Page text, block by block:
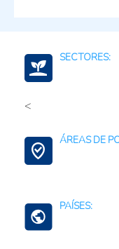
SECTORES:
<
ÁREAS DE
Conservación de
PAÍSES: